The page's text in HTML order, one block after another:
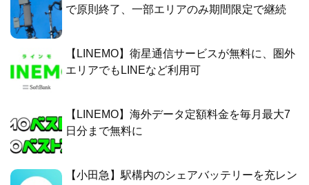
で原則終了、一部エリアのみ期間限定で継続
【LINEMO】衛星通信サービスが無料に、圏外
エリアでもLINEなど利用可
【LINEMO】海外データ定額料金を毎月最大7
日分まで無料に
【小田急】駅構内のシェアバッテリーを充レン